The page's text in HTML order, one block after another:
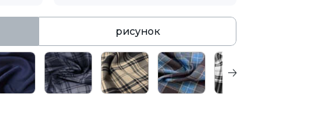
рисунок